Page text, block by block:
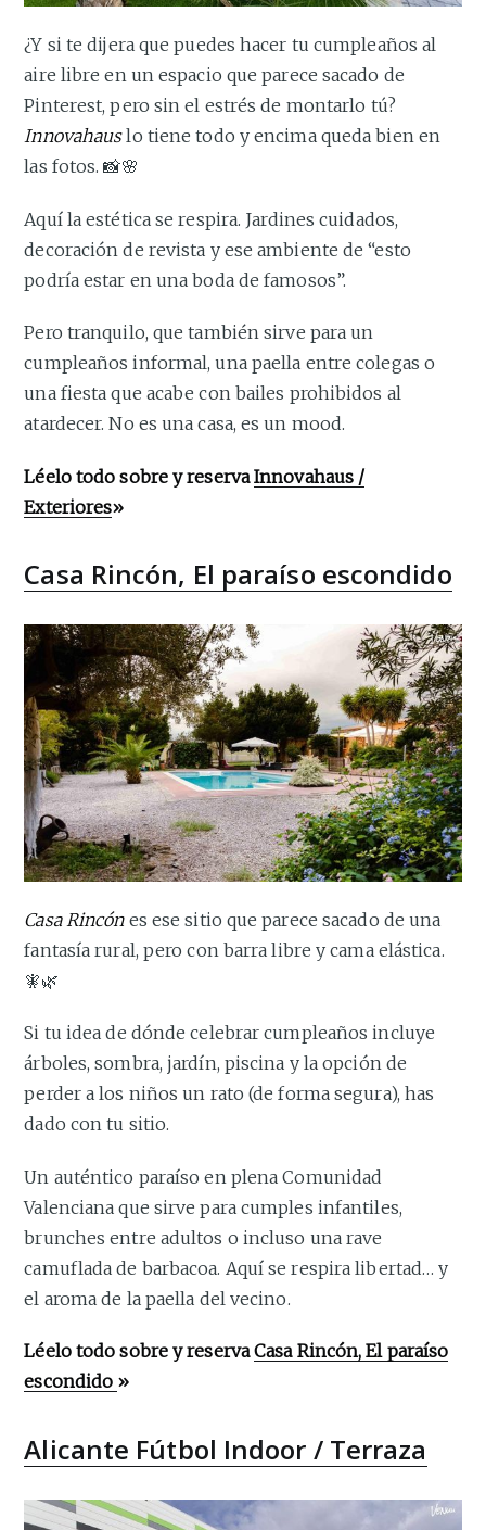
¿Y si te dijera que puedes hacer tu cumpleaños al
aire libre en un espacio que parece sacado de
Pinterest, pero sin el estrés de montarlo tú?
Innovahauslo tiene todo y encima queda bien en
las fotos. 📸🌸
Aquí la estética se respira. Jardines cuidados,
decoración de revista y ese ambiente de “esto
podría estar en una boda de famosos”.
Pero tranquilo, que también sirve para un
cumpleaños informal, una paella entre colegas o
una fiesta que acabe con bailes prohibidos al
atardecer. No es una casa, es un mood.
Léelo todo sobre y reservaInnovahaus /
Exteriores»
Casa Rincón, El paraíso escondido
Casa Rincónes ese sitio que parece sacado de una
fantasía rural, pero con barra libre y cama elástica.
🧚🌿
Si tu idea de dónde celebrar cumpleaños incluye
árboles, sombra, jardín, piscina y la opción de
perder a los niños un rato (de forma segura), has
dado con tu sitio.
Un auténtico paraíso en plena Comunidad
Valenciana que sirve para cumples infantiles,
brunches entre adultos o incluso una rave
camuflada de barbacoa. Aquí se respira libertad… y
el aroma de la paella del vecino.
Léelo todo sobre y reservaCasa Rincón, El paraíso
escondido »
Alicante Fútbol Indoor / Terraza